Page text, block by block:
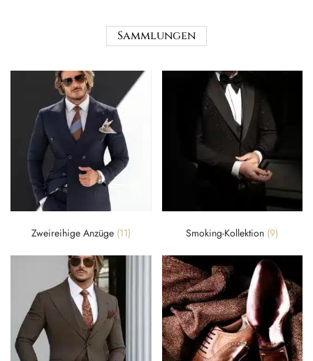
Sammlungen
Zweireihige Anzüge (11) Smoking-Kollektion (9)